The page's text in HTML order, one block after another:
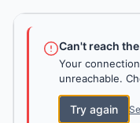
Can't reach
Your
unreachable.
Try again